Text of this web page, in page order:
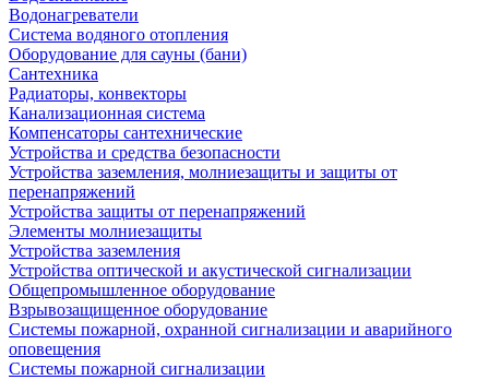
Водонагреватели
Система водяного отопления
Оборудование для сауны (бани)
Сантехника
Радиаторы, конвекторы
Канализационная система
Компенсаторы сантехнические
Устройства и средства безопасности
Устройства заземления, молниезащиты и защиты от
перенапряжений
Устройства защиты от перенапряжений
Элементы молниезащиты
Устройства заземления
Устройства оптической и акустической сигнализации
Общепромышленное оборудование
Взрывозащищенное оборудование
Системы пожарной, охранной сигнализации и аварийного
оповещения
Системы пожарной сигнализации